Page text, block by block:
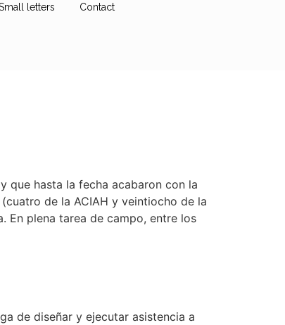
letters Contact
que hasta la fecha acabaron con la
de la ACIAH y veintiocho de la
En plena tarea de campo, entre los
de diseñar y ejecutar asistencia a